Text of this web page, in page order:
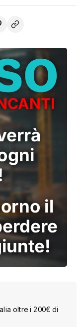
oltre i 200€ di